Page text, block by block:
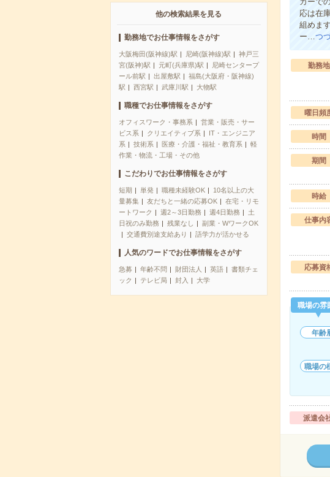
他の検索結果を見る
勤務地でお仕事情報をさがす
大阪梅田(阪神線)駅 尼崎(阪神線)駅
神戸三
宮(阪神)駅
元町(兵庫県)駅
尼崎センタープ
ール前駅
出屋敷駅
福島(大阪府・阪神線)
駅
西宮駅 武庫川駅 大物駅
職種でお仕事情報をさがす
オフィスワーク・事務系
営業・販売・サー
ビス系
クリエイティブ系
IT・エンジニア
系
技術系 医療・介護・福祉・教育系
軽
作業・物流・工場・その他
こだわりでお仕事情報をさがす
短期 単発 職種未経験OK
10名以上の大
量募集
友だちと一緒の応募OK
在宅・リモ
ートワーク
週2～3日勤務 週4日勤務
土
日祝のみ勤務
残業なし
副業・WワークOK
交通費別途支給あり
語学力が活かせる
人気のワードでお仕事情報をさがす
急募 年齢不問 財団法人 英語
書類チェ
ック
テレビ局 封入 大学
応は在
組めま
ー…つ
勤務地
曜日頻
時間
期間
時給
仕事内
応募資
職場の雰
年齢
職場の
派遣会